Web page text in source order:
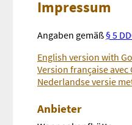
Impressum
Angaben gemäß§ 5
English version with
Version française avec
Nederlandse versie
Anbieter